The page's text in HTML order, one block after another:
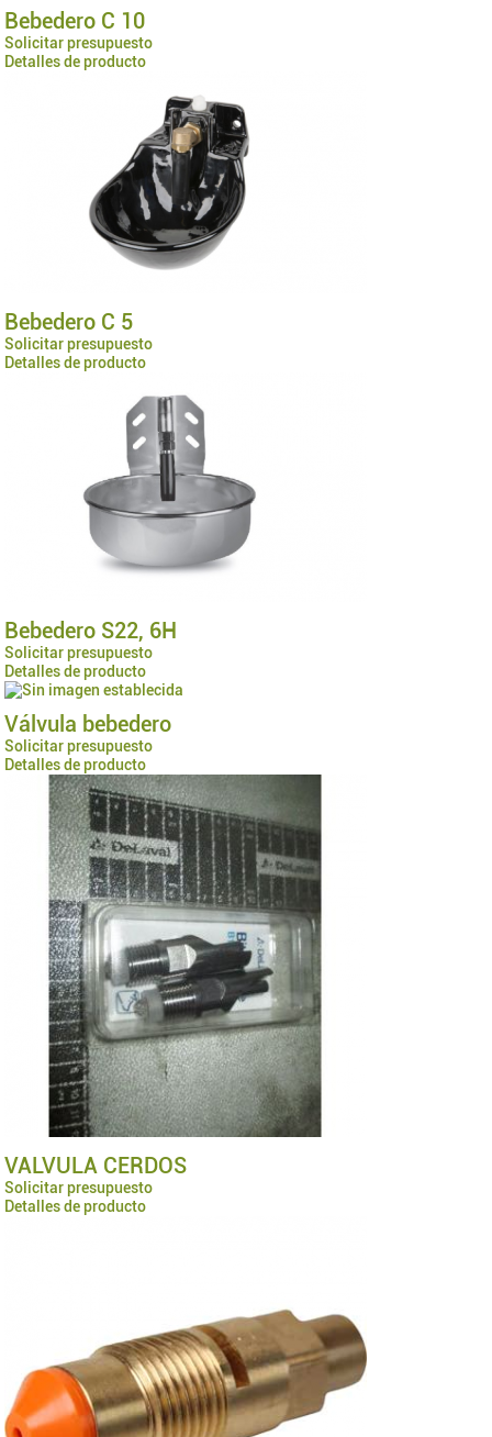
Bebedero C 10
Solicitar presupuesto
Detalles de producto
Bebedero C 5
Solicitar presupuesto
Detalles de producto
Bebedero S22, 6H
Solicitar presupuesto
Detalles de producto
Válvula bebedero
Solicitar presupuesto
Detalles de producto
VALVULA CERDOS
Solicitar presupuesto
Detalles de producto